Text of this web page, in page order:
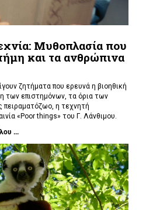
Μυθοπλασία που
και τα ανθρώπινα
ζητήματα που ερευνά η βιοηθική
των επιστημόνων, τα όρια των
η τεχνητή
«Poor things» του Γ. Λάνθιμου.
...